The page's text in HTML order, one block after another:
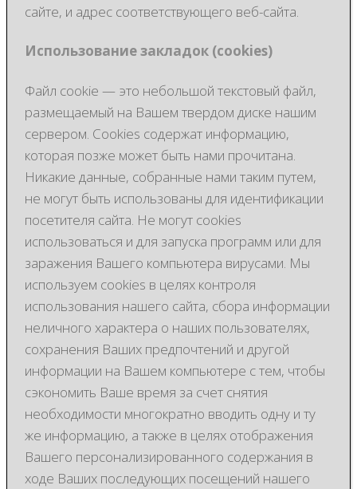
сайте, и адрес соответствующего веб-сайта.
Использование закладок (cookies)
Файл cookie — это небольшой текстовый файл,
размещаемый на Вашем твердом диске нашим
сервером. Cookies содержат информацию,
которая позже может быть нами прочитана.
Никакие данные, собранные нами таким путем,
не могут быть использованы для идентификации
посетителя сайта. Не могут cookies
использоваться и для запуска программ или для
заражения Вашего компьютера вирусами. Мы
используем cookies в целях контроля
использования нашего сайта, сбора информации
неличного характера о наших пользователях,
сохранения Ваших предпочтений и другой
информации на Вашем компьютере с тем, чтобы
сэкономить Ваше время за счет снятия
необходимости многократно вводить одну и ту
же информацию, а также в целях отображения
Вашего персонализированного содержания в
ходе Ваших последующих посещений нашего